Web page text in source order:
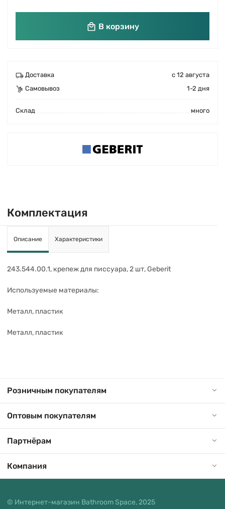
В корзину
Доставка
с 12 августа
Самовывоз
1-2 дня
Cклад много
Комплектация
Описание Характеристики
243.544.00.1, крепеж для писсуара, 2 шт, Geberit
Используемые материалы:
Металл, пластик
Металл, пластик
Розничным покупателям
Оптовым покупателям
Партнёрам
Компания
© Интернет-магазин Bathroom Space, 2025